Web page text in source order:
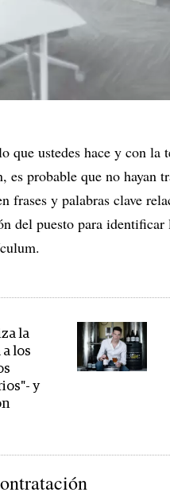
que ustedes hace y con la
probable que no hayan
frases y palabras clave
del puesto para identificar
la
los
y